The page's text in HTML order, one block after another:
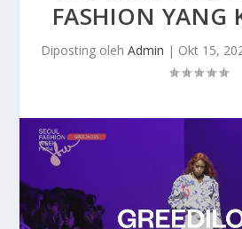
FASHION YANG
Diposting oleh Admin | Okt 15,